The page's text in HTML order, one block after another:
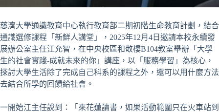
慈濟大學通識教育中心執行教育部二期初階生命教育計劃，結合
通識選修課程「新鮮人講堂」，2025年12月4日邀請本校永續發
展辦公室主任江允智，在中央校區和敬樓B104教室舉辦「大學
生的社會實踐-成就未來的你」講座，以「服務學習」為核心，
探討大學生活除了完成自己科系的課程之外，還可以用什麼方法
去結合所學的回饋給社會。
一開始江主任說到：「來花蓮讀書，如果活動範圍只在火車站到